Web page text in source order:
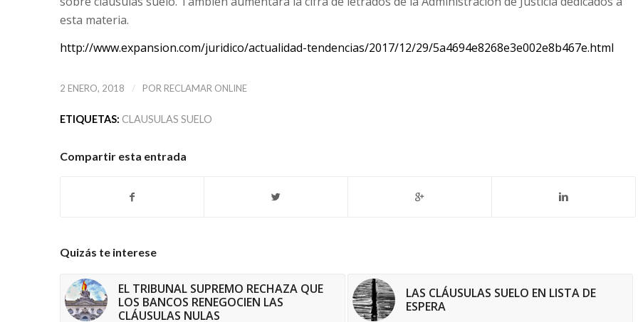
esta materia.
http://www.expansion.com/juridico/actualidad-tendencias/2017/12/29/5a4694e8268e3e002e8b467e.html
2 ENERO, 2018 / POR RECLAMAR ONLINE
ETIQUETAS: CLAUSULAS SUELO
Compartir esta entrada
Quizás te interese
EL TRIBUNAL SUPREMO RECHAZA QUE
LOS BANCOS RENEGOCIEN LAS
CLÁUSULAS NULAS
LAS CLÁUSULAS SUELO EN LISTA DE
ESPERA